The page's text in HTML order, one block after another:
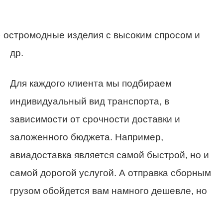
остромодные изделия с высоким спросом и
др.
Для каждого клиента мы подбираем
индивидуальный вид транспорта, в
зависимости от срочности доставки и
заложенного бюджета. Например,
авиадоставка является самой быстрой, но и
самой дорогой услугой. А отправка сборным
грузом обойдется вам намного дешевле, но